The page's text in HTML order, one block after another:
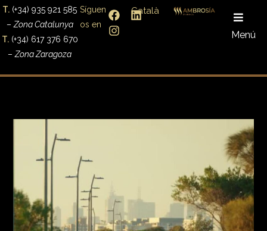
T. (+34) 935 921 585
–Zona Catalunya
T.(+34) 617 376 670
–Zona Zaragoza
Síguen
os en
Català
Menú